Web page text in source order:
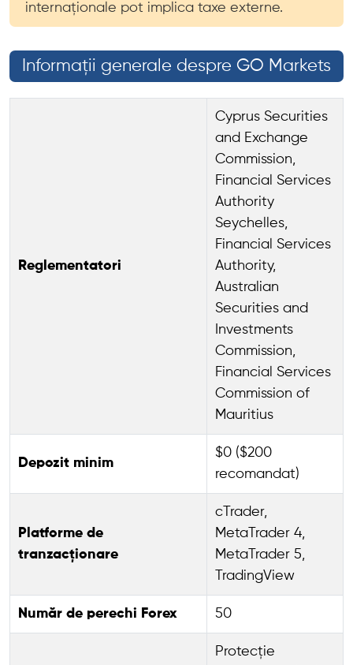
internaționale pot implica taxe externe.
Informații generale despre GO Markets
Reglementatori
Cyprus Securities
and Exchange
Commission,
Financial Services
Authority
Seychelles,
Financial Services
Authority,
Australian
Securities and
Investments
Commission,
Financial Services
Commission of
Mauritius
Depozit minim
$0 ($200
recomandat)
Platforme de
tranzacționare
cTrader,
MetaTrader 4,
MetaTrader 5,
TradingView
Număr de perechi Forex 50
Protecție